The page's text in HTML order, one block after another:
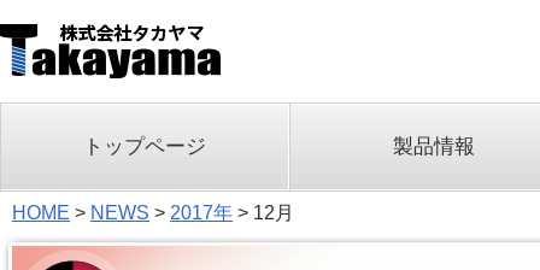
トップページ 製品情報
HOME > NEWS > 2017年 > 12月